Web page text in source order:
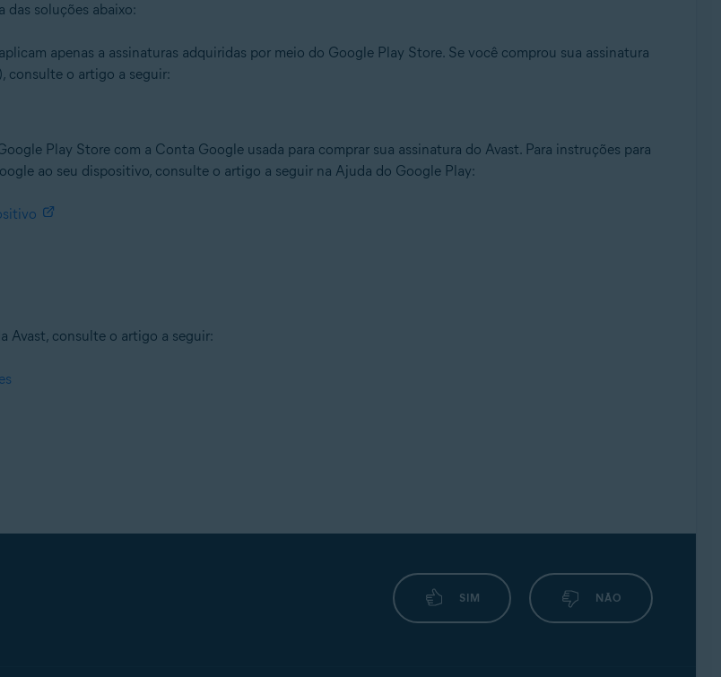
das soluções abaixo:
apenas a assinaturas adquiridas por meio do Google Play Store. Se você comprou sua assinatura
consulte o artigo a seguir:
Play Store com a Conta Google usada para comprar sua assinatura do Avast. Para instruções para
ao seu dispositivo, consulte o artigo a seguir na Ajuda do Google Play:
Avast, consulte o artigo a seguir:
SIM NÃO